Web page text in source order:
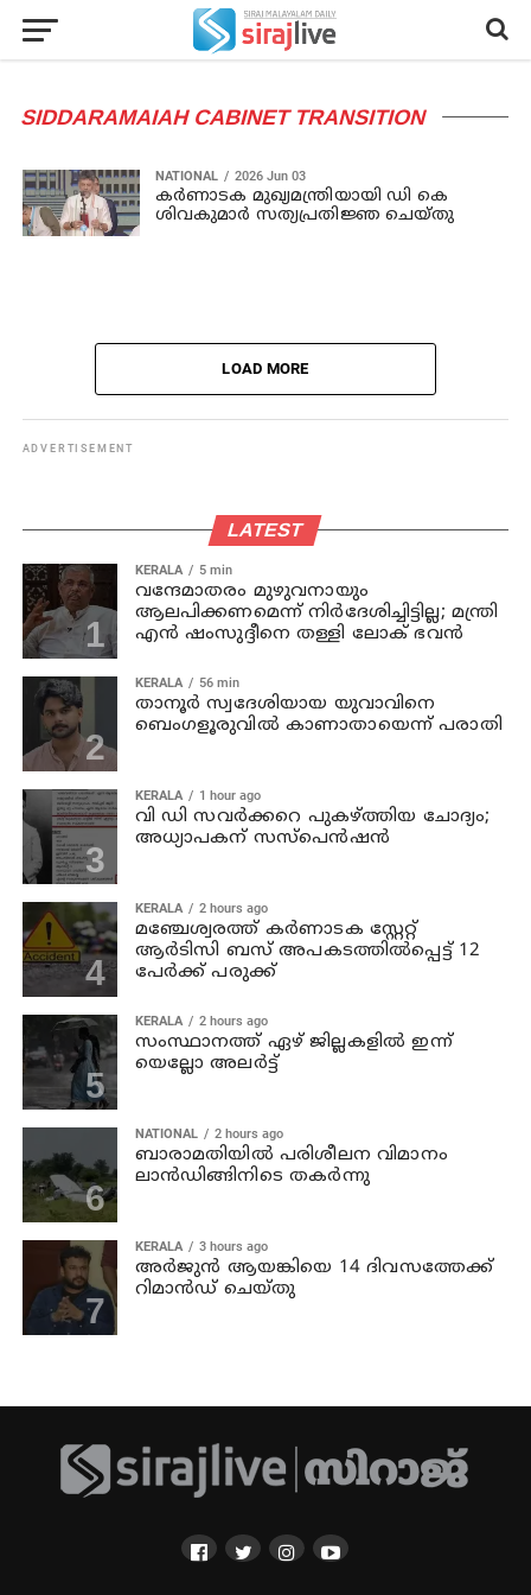
SIDDARAMAIAH CABINET TRANSITION
NATIONAL 2026 Jun 03
കര്‍ണാടക മുഖ്യമന്ത്രിയായി ഡി കെ
ശിവകുമാര്‍ സത്യപ്രതിജ്ഞ ചെയ്തു
LOAD MORE
ADVERTISEMENT
LATEST
KERALA 5 min
വന്ദേമാതരം മുഴുവനായും
ആലപിക്കണമെന്ന് നിര്‍ദേശിച്ചിട്ടില്ല; മന്ത്രി
എന്‍ ഷംസുദ്ദീനെ തള്ളി ലോക് ഭവന്‍
KERALA 56 min
താനൂര്‍ സ്വദേശിയായ യുവാവിനെ
ബെംഗളൂരുവില്‍ കാണാതായെന്ന് പരാതി
KERALA 1 hour ago
വി ഡി സവര്‍ക്കറെ പുകഴ്ത്തിയ ചോദ്യം;
അധ്യാപകന് സസ്പെന്‍ഷന്‍
KERALA 2 hours ago
മഞ്ചേശ്വരത്ത് കര്‍ണാടക സ്റ്റേറ്റ്
ആര്‍ടിസി ബസ് അപകടത്തില്‍പ്പെട്ട് 12
പേര്‍ക്ക് പരുക്ക്
KERALA 2 hours ago
സംസ്ഥാനത്ത് ഏഴ് ജില്ലകളില്‍ ഇന്ന്
യെല്ലോ അലര്‍ട്ട്
NATIONAL 2 hours ago
ബാരാമതിയില്‍ പരിശീലന വിമാനം
ലാന്‍ഡിങ്ങിനിടെ തകര്‍ന്നു
KERALA 3 hours ago
അര്‍ജുന്‍ ആയങ്കിയെ 14 ദിവസത്തേക്ക്
റിമാൻഡ് ചെയ്തു